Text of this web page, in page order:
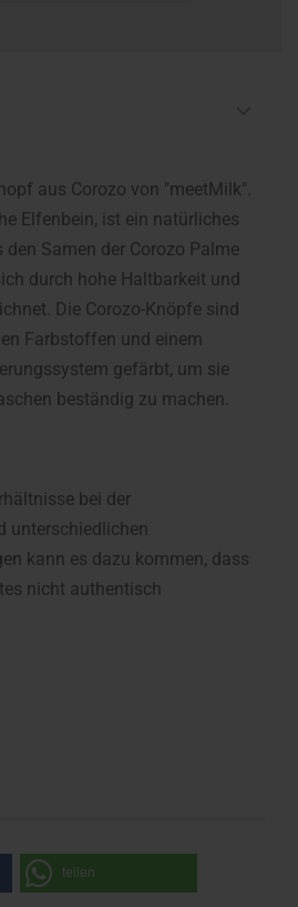
aus Corozo von "meetMilk".
Elfenbein, ist ein natürliches
den Samen der Corozo Palme
durch hohe Haltbarkeit und
Die Corozo-Knöpfe sind
Farbstoffen und einem
gefärbt, um sie
beständig zu machen.
bei der
unterschiedlichen
kann es dazu kommen, dass
nicht authentisch
teilen